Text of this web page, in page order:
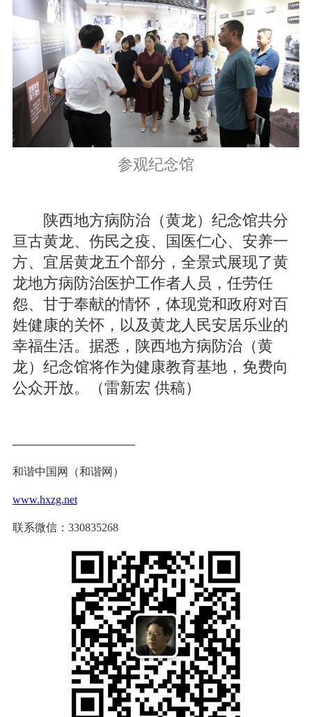
参观纪念馆
陕西地方病防治（黄龙）纪念馆共分
亘古黄龙、伤民之疫、国医仁心、安养一
方、宜居黄龙五个部分，全景式展现了黄
龙地方病防治医护工作者人员，任劳任
怨、甘于奉献的情怀，体现党和政府对百
姓健康的关怀，以及黄龙人民安居乐业的
幸福生活。据悉，陕西地方病防治（黄
龙）纪念馆将作为健康教育基地，免费向
公众开放。（雷新宏 供稿）
————————
和谐中国网（和谐网）
www.hxzg.net
联系微信： 330835268